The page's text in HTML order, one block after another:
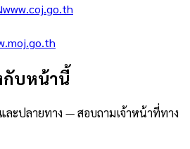
www.coj.go.th
กับหน้านี้
ละปลายทาง — สอบถามเจ้าหน้าที่ทาง